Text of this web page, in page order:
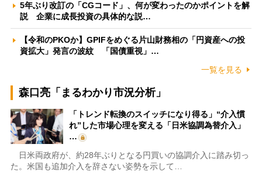
5年ぶり改訂の「CGコード」、何が変わったのかポイントを解
説 企業に成長投資の具体的な説…
【令和のPKOか】GPIFをめぐる片山財務相の「円資産への投
資拡大」発言の波紋 「国債重視」…
一覧を見る
森口亮「まるわかり市況分析」
「トレンド転換のスイッチになり得る」“介入慣
れ”した市場心理を変える「日米協調為替介入」
…
日米両政府が、約28年ぶりとなる円買いの協調介入に踏み切っ
た。米国も追加介入を辞さない姿勢を示して…